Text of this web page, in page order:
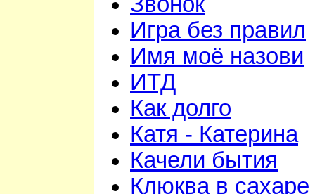
Игра без правил
Имя моё назови
ИТД
Как долго
Катя - Катерина
Качели бытия
Клюква в сахаре